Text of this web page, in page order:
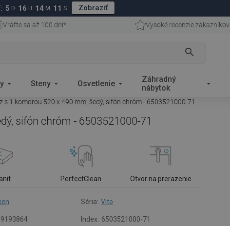
5 D 16 H 14 M 10 S Zobraziť
Vráťte sa až 100 dní* Vysoké recenzie zákazníkov
search
Steny Osvetlenie
Záhradný
nábytok
s 1 komorou 520 x 490 mm, šedý, sifón chróm - 6503521000-71
sifón chróm - 6503521000-71
PerfectClean Otvor na prerazenie
Séria: Vito
Index: 6503521000-71